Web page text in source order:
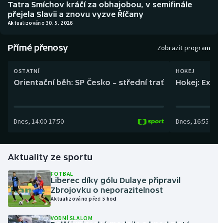
Boby a skeleton
Dostihy
Golf
Gymnastika
Házená
AZ kvíz
Tatra Smíchov kráčí za obhajobou, v semifinále
přejela Slavii a znovu vyzve Říčany
Aktualizováno 30. 5. 2026
Přímé přenosy Zobrazit program
OSTATNÍ
Orientační běh: SP Česko – střední trať
Dnes, 14:00-17:50
HOKEJ
Hokej:
Dnes, 16:55-
Aktuality ze sportu
FOTBAL
Liberec díky gólu Dulaye připravil
Zbrojovku o neporazitelnost
Aktualizováno před 5 hod
VODNÍ SLALOM